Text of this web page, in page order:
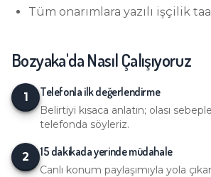
Tüm onarımlara yazılı işçilik
Bozyaka'da Nasıl Çalışıyoruz
1 Telefonla ilk değerlendirme
Belirtiyi kısaca anlatın; olası
telefonda söyleriz.
2 15 dakikada yerinde müdahale
Canlı konum paylaşımıyla yola